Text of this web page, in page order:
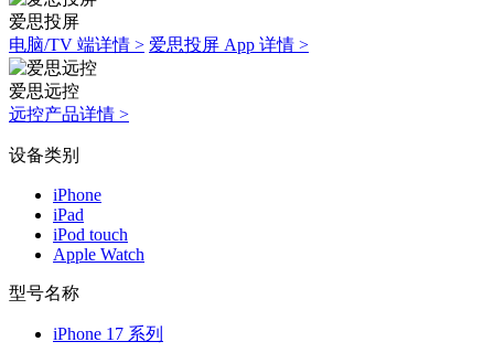
爱思投屏
电脑/TV 端详情 > 爱思投屏 App 详情 >
爱思远控
远控产品详情 >
设备类别
iPhone
iPad
iPod touch
Apple Watch
型号名称
iPhone 17 系列